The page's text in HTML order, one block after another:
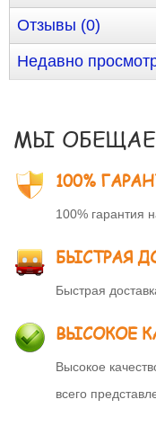
Отзывы (0)
Недавно
МЫ
100%
100% гарантия
БЫСТРАЯ
Быстрая
ВЫСОКОЕ
Высокое
всего